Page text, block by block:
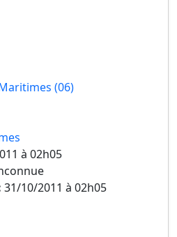
(06)
à 02h05
31/10/2011 à 02h05